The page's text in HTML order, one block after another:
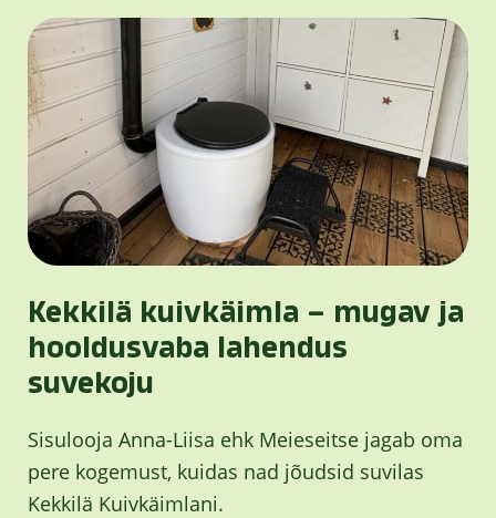
Kekkilä kuivkäimla – mugav ja
hooldusvaba lahendus
suvekoju
Sisulooja Anna-Liisa ehk Meieseitse jagab oma
pere kogemust, kuidas nad jõudsid suvilas
Kekkilä Kuivkäimlani.